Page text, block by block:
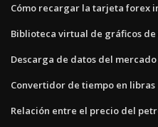
Cómo recargar la tarjeta forex
Biblioteca virtual de gráficos
Descarga de datos del
Convertidor de tiempo en libras
Relación entre el precio del